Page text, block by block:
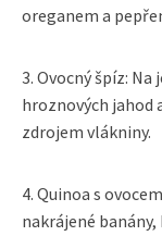
oreganem a
3. Ovocný špíz:
hroznových jahod
zdrojem vlákniny.
4. Quinoa s
nakrájené